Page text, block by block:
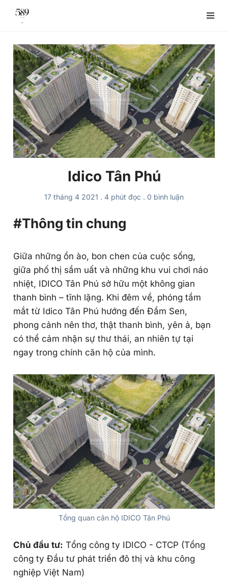
Idico Tân Phú
17 tháng 4 2021 . 4 phút đọc . 0 bình luận
#Thông tin chung
Giữa những ồn ào, bon chen của cuộc sống,
giữa phố thị sầm uất và những khu vui chơi náo
nhiệt, IDICO Tân Phú sở hữu một không gian
thanh bình – tĩnh lặng. Khi đêm về, phóng tầm
mắt từ Idico Tân Phú hướng đến Đầm Sen,
phong cảnh nên thơ, thật thanh bình, yên ả, bạn
có thể cảm nhận sự thư thái, an nhiên tự tại
ngay trong chính căn hộ của mình.
Tổng quan căn hộ IDICO Tân Phú
Chủ đầu tư: Tổng công ty IDICO - CTCP (Tổng
công ty Đầu tư phát triển đô thị và khu công
nghiệp Việt Nam)